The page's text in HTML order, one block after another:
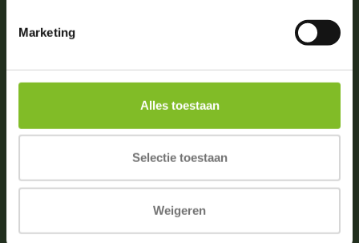
Marketing
Alles toestaan
Selectie toestaan
Weigeren
(ma. t/m zat. van 09:00-18:00)
info@dierportiek.nl
Wij scoren een4,8op